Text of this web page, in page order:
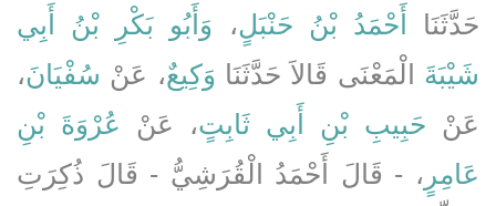
حَدَّثَنَا أَحْمَدُ بْنُ حَنْبَلٍ، وَأَبُو بَكْرِ بْنُ أَبِي
شَيْبَةَ الْمَعْنَى قَالاَ حَدَّثَنَا وَكِيعٌ، عَنْ سُفْيَانَ،
عَنْ حَبِيبِ بْنِ أَبِي ثَابِتٍ، عَنْ عُرْوَةَ بْنِ
عَامِرٍ ، - قَالَ أَحْمَدُ الْقُرَشِيُّ - قَالَ ذُكِرَتِ